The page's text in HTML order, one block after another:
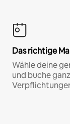
Das richtige
Wähle deine
und buche